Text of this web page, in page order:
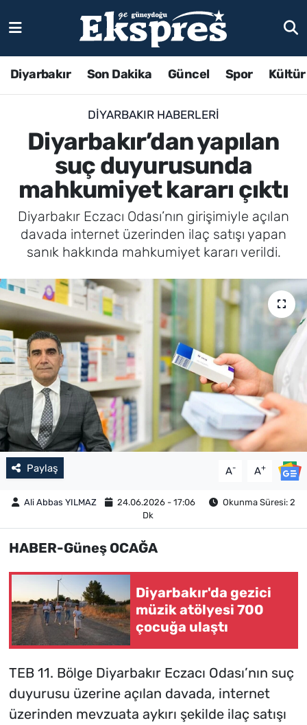
Diyarbakır Son Dakika Güncel Spor
DIYARBAKIR HABERLERI
Diyarbakır’dan yapılan
suç duyurusunda
mahkumiyet kararı çıktı
Diyarbakır Eczacı Odası’nın girişimiyle açılan
davada internet üzerinden ilaç satışı yapan
sanık hakkında mahkumiyet kararı verildi.
Paylaş A- A+
Ali Abbas YILMAZ 24.06.2026 - 17:06
Okunma Süresi: 2
Dk
HABER-Güneş OCAĞA
Diyarbakır'da gezici
müzik atölyesi 700
çocuğa ulaştı
TEB 11. Bölge Diyarbakır Eczacı Odası’nın suç
duyurusu üzerine açılan davada, internet
üzerinden mevzuata aykırı şekilde ilaç satışı